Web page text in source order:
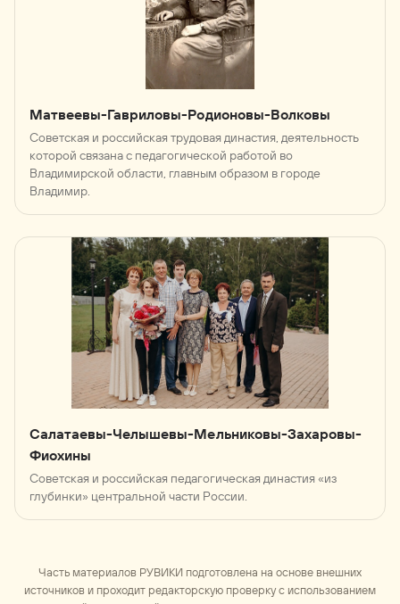
Матвеевы-Гавриловы-Родионовы-Волковы
Советская и российская трудовая династия, деятельность
которой связана с педагогической работой во
Владимирской области, главным образом в городе
Владимир.
Салатаевы-Челышевы-Мельниковы-Захаровы-
Фиохины
Советская и российская педагогическая династия «из
глубинки» центральной части России.
Часть материалов РУВИКИ подготовлена на основе внешних
источников и проходит редакторскую проверку с использованием